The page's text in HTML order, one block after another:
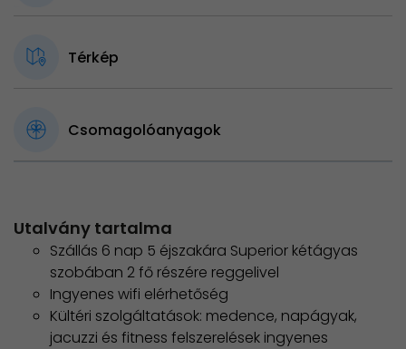
Térkép
Csomagolóanyagok
Utalvány tartalma
Szállás 6 nap 5 éjszakára Superior kétágyas
szobában 2 fő részére reggelivel
Ingyenes wifi elérhetőség
Kültéri szolgáltatások: medence, napágyak,
jacuzzi és fitness felszerelések ingyenes